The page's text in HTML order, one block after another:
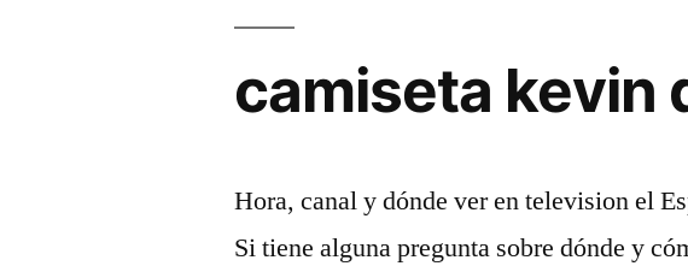
camiseta kevin
Hora, canal y dónde ver en television el
Si tiene alguna pregunta sobre dónde y